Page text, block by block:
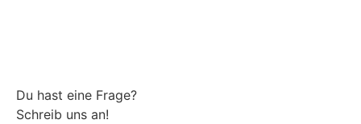
Du hast eine Frage?
Schreib uns an!